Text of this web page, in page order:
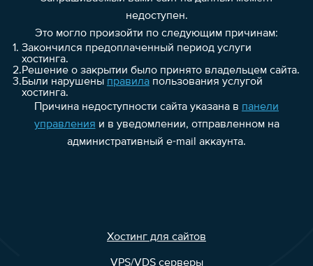
недоступен.
Это могло произойти по следующим причинам:
1. Закончился предоплаченный период услуги
хостинга.
2.Решение о закрытии было принято владельцем сайта.
3.Были нарушены правилапользования услугой
хостинга.
Причина недоступности сайта указана в панели
управления и в уведомлении, отправленном на
административный e-mail аккаунта.
Хостинг для сайтов
VPS/VDS серверы